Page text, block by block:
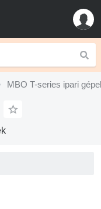
MBO T-series ipari